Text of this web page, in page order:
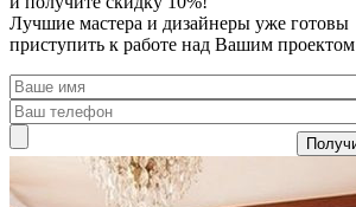
Лучшие мастера и дизайнеры уже готовы
приступить к работе над Вашим проектом